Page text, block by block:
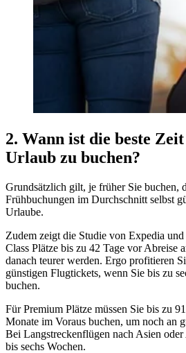
2. Wann ist die beste
Urlaub zu buchen?
Grundsätzlich gilt, je früher Sie buchen,
Frühbuchungen im Durchschnitt selbst
Urlaube.
Zudem zeigt die Studie von Expedia
Class Plätze bis zu 42 Tage vor Abreise
danach teurer werden. Ergo profitieren
günstigen Flugtickets, wenn Sie bis zu
buchen.
Für Premium Plätze müssen Sie bis zu
Monate im Voraus buchen, um noch an
Bei Langstreckenflügen nach Asien
bis sechs Wochen.